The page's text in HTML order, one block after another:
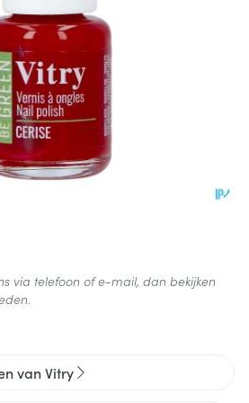
via telefoon of e-mail, dan bekijken
van Vitry